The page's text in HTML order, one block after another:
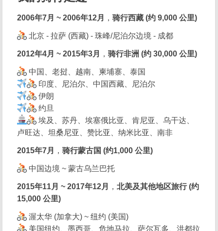
2006年7月 ~ 2006年12月 ，骑行西藏 (约 9,000 公里)
北京 - 拉萨 (西藏) - 珠峰/尼泊尔边境 - 成都
2012年4月 ~ 2015年3月 ，骑行非洲 (约 30,000 公里)
中国、老挝、越南、柬埔寨、泰国
印度、尼泊尔、中国西藏、尼泊尔
伊朗
约旦
埃及、苏丹、埃塞俄比亚、肯尼亚、乌干达、
卢旺达、坦桑尼亚、赞比亚、纳米比亚、南非
2015年7月 ，骑行蒙古国 (约1,000 公里)
中国边境 ~ 蒙古乌兰巴托
2015年11月 ~ 2017年12月 ，北美及其他地区旅行 (约
15,000 公里)
渥太华 (加拿大) ~ 纽约 (美国)
美国纽约、墨西哥、危地马拉、萨尔瓦多、洪都拉